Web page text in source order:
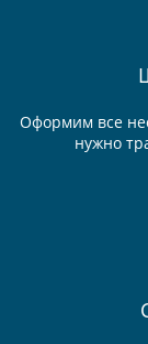
Оформим все
нужно